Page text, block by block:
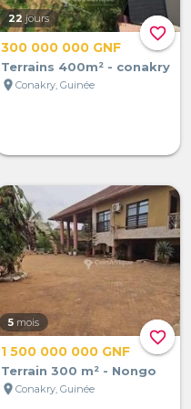
favorite_border
22 jours
300 000 000 GNF
Terrains 400m² - conakry
location_on Conakry, Guinée
favorite_border
5 mois
1 500 000 000 GNF
Terrain 300 m² - Nongo
location_on Conakry, Guinée